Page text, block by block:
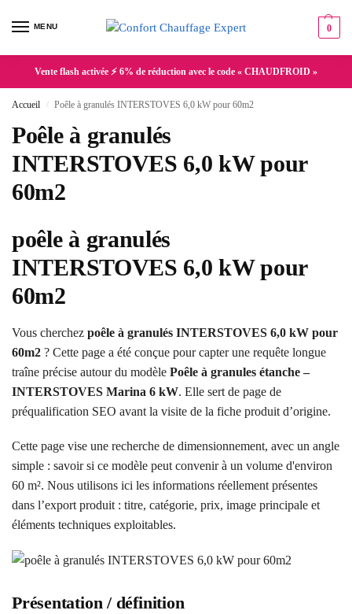
MENU 0
Vente flash activée ⚡ 6% de réduction avec le code « CHAUDFROID »
Accueil / Poêle à granulés INTERSTOVES 6,0 kW pour 60m2
Poêle à granulés
INTERSTOVES 6,0 kW pour
60m2
poêle à granulés
INTERSTOVES 6,0 kW pour
60m2
Vous cherchez poêle à granulés INTERSTOVES 6,0 kW pour
60m2 ? Cette page a été conçue pour capter une requête longue
traîne précise autour du modèle Poêle à granules étanche –
INTERSTOVES Marina 6 kW. Elle sert de page de
préqualification SEO avant la visite de la fiche produit d’origine.
Cette page vise une recherche de dimensionnement, avec un angle
simple : savoir si ce modèle peut convenir à un volume d'environ
60 m². Nous utilisons ici les informations réellement présentes
dans l’export produit : titre, catégorie, prix, image principale et
éléments techniques exploitables.
Présentation / définition